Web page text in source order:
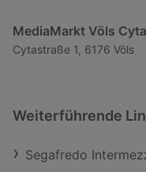
MediaMarkt Völs Cyta
Cytastraße 1, 6176 Völs
Weiterführende
Segafredo